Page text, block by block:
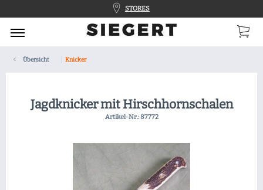
STORES
Übersicht Knicker
Jagdknicker mit Hirschhornschalen
Artikel-Nr.:87772